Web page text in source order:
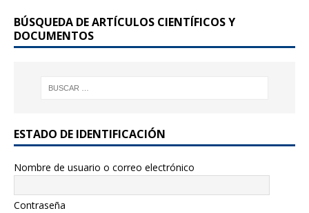
c
e
o
k
it
te
BÚSQUEDA DE ARTÍCULOS CIENTÍFICOS Y
DOCUMENTOS
ESTADO DE IDENTIFICACIÓN
Nombre de usuario o correo electrónico
Contraseña